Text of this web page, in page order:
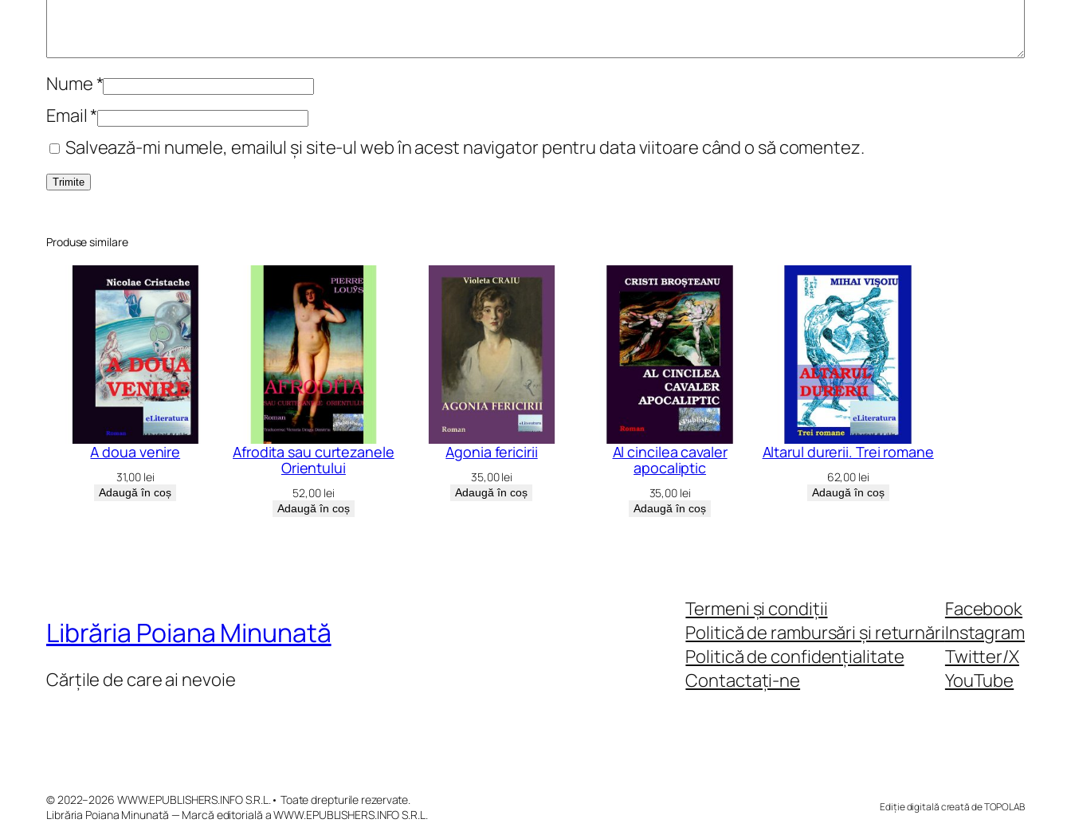
L
Nume*
Email*
Salvează-mi numele, emailul și site-ul web în acest navigator pentru data viitoare când o să comentez.
Produse similare
A doua venire
31,00 lei
Adaugă în coș
Afrodita sau curtezanele
Orientului
52,00 lei
Adaugă în coș
Agonia fericirii
35,00lei
Adaugă în coș
Al cincilea cavaler
apocaliptic
35,00 lei
Adaugă în coș
Altarul durerii. Trei romane
62,00 lei
Adaugă în coș
Librăria Poiana Minunată
Cărțile de care ai nevoie
Termeni și condiții
Politică de rambursări și returnări
Politică de confidențialitate
Contactați-ne
Facebook
Instagram
Twitter/X
YouTube
© 2022–2026 WWW.EPUBLISHERS.INFO S.R.L.• Toate drepturile rezervate.
Librăria Poiana Minunată — Marcă editorială a WWW.EPUBLISHERS.INFO S.R.L.
Ediție digitală creată de TOPOLAB